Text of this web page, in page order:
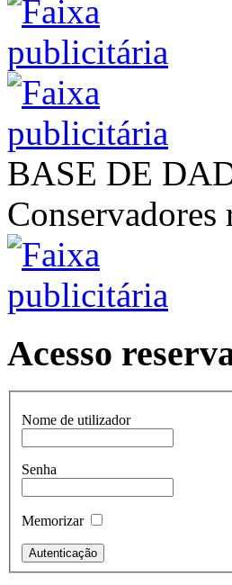
BASE DE
Conservadores
Acesso
Nome de utilizador
Senha
Memorizar